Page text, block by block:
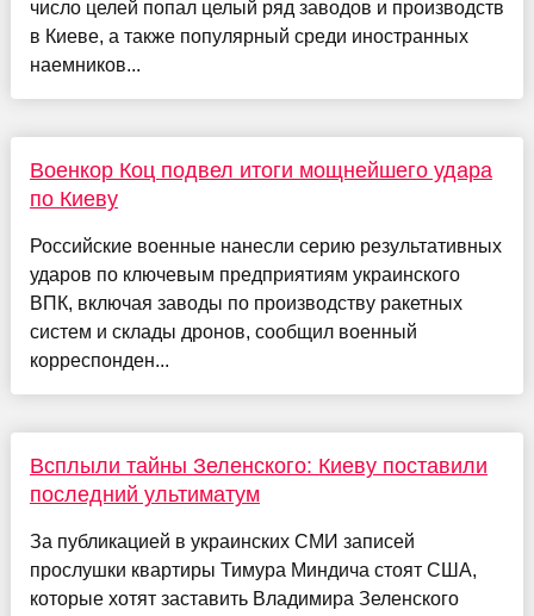
число целей попал целый ряд заводов и производств
в Киеве, а также популярный среди иностранных
наемников...
Военкор Коц подвел итоги мощнейшего удара
по Киеву
Российские военные нанесли серию результативных
ударов по ключевым предприятиям украинского
ВПК, включая заводы по производству ракетных
систем и склады дронов, сообщил военный
корреспонден...
Всплыли тайны Зеленского: Киеву поставили
последний ультиматум
За публикацией в украинских СМИ записей
прослушки квартиры Тимура Миндича стоят США,
которые хотят заставить Владимира Зеленского